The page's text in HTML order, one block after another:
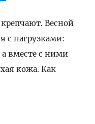
Весной
с нагрузками:
а вместе с ними
кожа. Как